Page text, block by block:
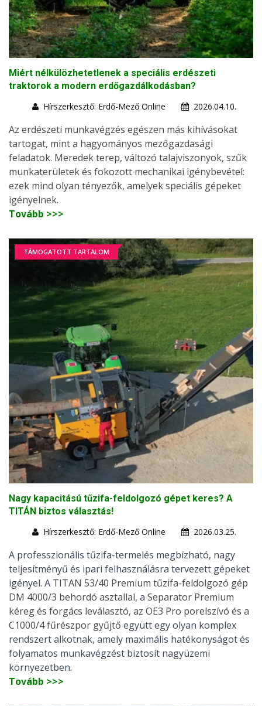
Miért nélkülözhetetlenek a speciális erdészeti
traktorok a modern erdőgazdálkodásban?
Hírszerkesztő: Erdő-Mező Online
2026.04.10.
Az erdészeti munkavégzés egészen más kihívásokat
tartogat, mint a hagyományos mezőgazdasági
feladatok. Meredek terep, változó talajviszonyok, szűk
munkaterületek és fokozott mechanikai igénybevétel:
ezek mind olyan tényezők, amelyek speciális gépeket
igényelnek.
Tovább >>>
TÁMOGATOTT TARTALOM
Nagy kapacitású tűzifa-feldolgozó gépet keres? A
TITÁN biztos választás!
Hírszerkesztő: Erdő-Mező Online
2026.03.25.
A professzionális tűzifa-termelés megbízható, nagy
teljesítményű és ipari felhasználásra tervezett gépeket
igényel. A TITAN 53/40 Premium tűzifa-feldolgozó gép
DM 4000/3 behordó asztallal, a Separator Premium
kéreg és forgács leválasztó, az OE3 Pro porelszívó és a
C1000/4 fűrészpor gyűjtő együtt egy olyan komplex
rendszert alkotnak, amely maximális hatékonyságot és
folyamatos munkavégzést biztosít nagyüzemi
környezetben.
Tovább >>>